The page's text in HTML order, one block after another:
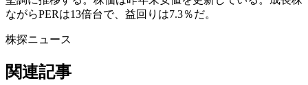
ながらPERは13倍台で、益回りは7.3％だ。
株探ニュース
関連記事